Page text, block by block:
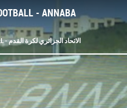
- ANNABA
FÉDÉRATION ALGÉRIENNE DE FOOTBALL - الاتحاد الجزائري لكرة القدم